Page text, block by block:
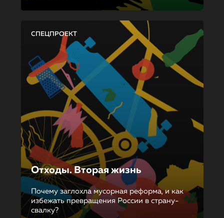
СПЕЦПРОЕКТ
Отходы. Вторая жизнь
Почему заглохла мусорная реформа, и как
избежать превращения России в страну-
свалку?